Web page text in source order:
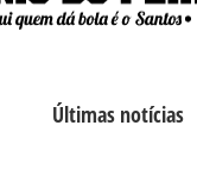
Últimas notícias